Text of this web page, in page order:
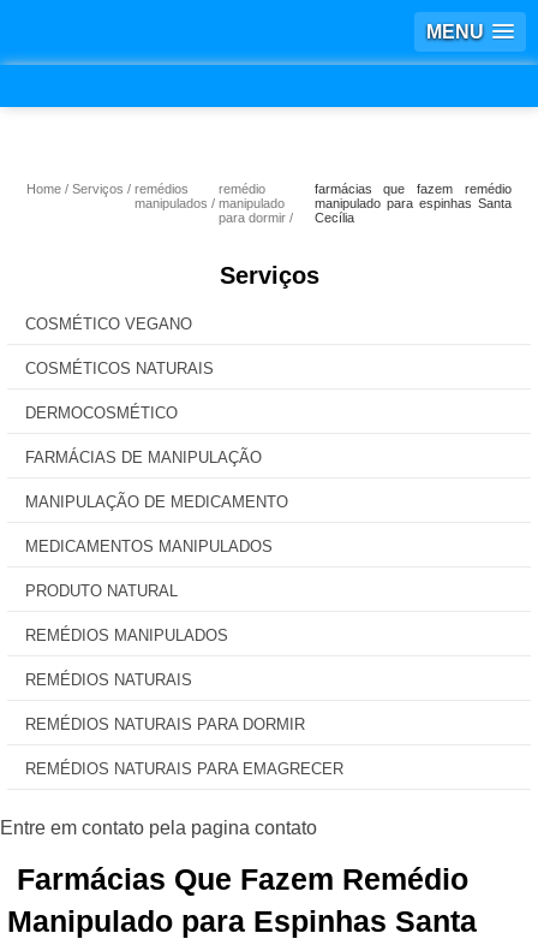
MENU
Home Serviços
remédios
manipulados
remédio
manipulado
para dormir
farmácias que fazem remédio
manipulado para espinhas Santa
Cecília
Serviços
COSMÉTICO VEGANO
COSMÉTICOS NATURAIS
DERMOCOSMÉTICO
FARMÁCIAS DE MANIPULAÇÃO
MANIPULAÇÃO DE MEDICAMENTO
MEDICAMENTOS MANIPULADOS
PRODUTO NATURAL
REMÉDIOS MANIPULADOS
REMÉDIOS NATURAIS
REMÉDIOS NATURAIS PARA DORMIR
REMÉDIOS NATURAIS PARA EMAGRECER
Farmácias Que Fazem Remédio
Manipulado para Espinhas Santa